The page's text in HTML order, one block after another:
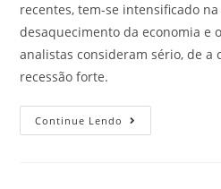
recentes, tem-se intensificado
desaquecimento da economia e
analistas consideram sério, de a
recessão forte.
Continue Lendo